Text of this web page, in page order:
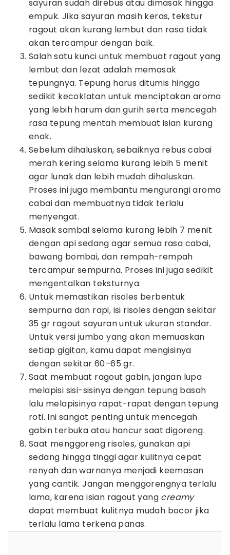
sayuran sudah direbus atau dimasak hingga
empuk. Jika sayuran masih keras, tekstur
ragout akan kurang lembut dan rasa tidak
akan tercampur dengan baik.
Salah satu kunci untuk membuat ragout yang
lembut dan lezat adalah memasak
tepungnya. Tepung harus ditumis hingga
sedikit kecoklatan untuk menciptakan aroma
yang lebih harum dan gurih serta mencegah
rasa tepung mentah membuat isian kurang
enak.
Sebelum dihaluskan, sebaiknya rebus cabai
merah kering selama kurang lebih 5 menit
agar lunak dan lebih mudah dihaluskan.
Proses ini juga membantu mengurangi aroma
cabai dan membuatnya tidak terlalu
menyengat.
Masak sambal selama kurang lebih 7 menit
dengan api sedang agar semua rasa cabai,
bawang bombai, dan rempah-rempah
tercampur sempurna. Proses ini juga sedikit
mengentalkan teksturnya.
Untuk memastikan risoles berbentuk
sempurna dan rapi, isi risoles dengan sekitar
35 gr ragout sayuran untuk ukuran standar.
Untuk versi jumbo yang akan memuaskan
setiap gigitan, kamu dapat mengisinya
dengan sekitar 60–65 gr.
Saat membuat ragout gabin, jangan lupa
melapisi sisi-sisinya dengan tepung basah
lalu melapisinya rapat-rapat dengan tepung
roti. Ini sangat penting untuk mencegah
gabin terbuka atau hancur saat digoreng.
Saat menggoreng risoles, gunakan api
sedang hingga tinggi agar kulitnya cepat
renyah dan warnanya menjadi keemasan
yang cantik. Jangan menggorengnya terlalu
lama, karena isian ragout yang creamy
dapat membuat kulitnya mudah bocor jika
terlalu lama terkena panas.